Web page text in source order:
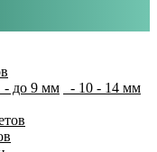
- до 9 мм
- 10 - 14 мм